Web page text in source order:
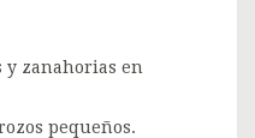
y zanahorias en
pequeños.